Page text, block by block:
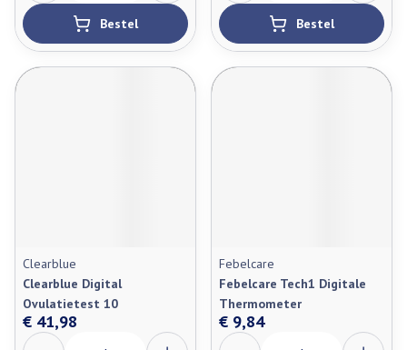
Bestel Bestel
Clearblue
Clearblue Digital
Ovulatietest 10
€ 41,98
Aantal
Febelcare
Febelcare Tech1 Digitale
Thermometer
€ 9,84
Aantal